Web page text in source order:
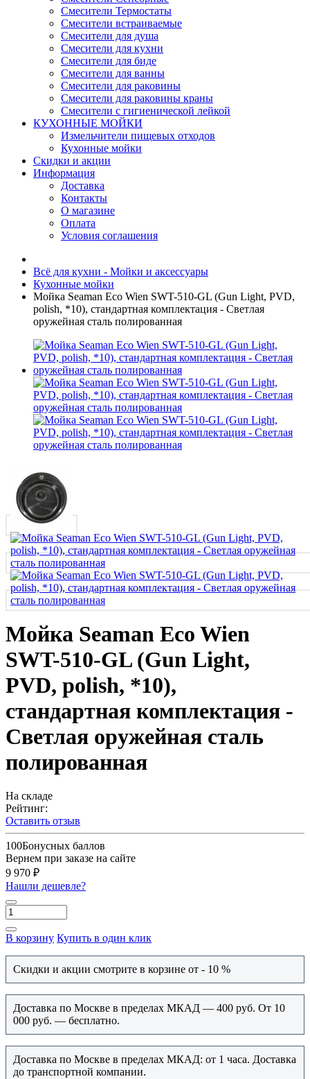
Смесители Термостаты
Смесители встраиваемые
Смесители для душа
Смесители для кухни
Смесители для биде
Смесители для ванны
Смесители для раковины
Смесители для раковины краны
Смесители с гигиенической лейкой
КУХОННЫЕ МОЙКИ
Измельчители пищевых отходов
Кухонные мойки
Скидки и акции
Информация
Доставка
Контакты
О магазине
Оплата
Условия соглашения
Всё для кухни - Мойки и аксессуары
Кухонные мойки
Мойка Seaman Eco Wien SWT-510-GL (Gun Light, PVD,
polish, *10), стандартная комплектация - Светлая
оружейная сталь полированная
Мойка Seaman Eco Wien
SWT-510-GL (Gun Light,
PVD, polish, *10),
стандартная комплектация -
Светлая оружейная сталь
полированная
На складе
Рейтинг:
Оставить отзыв
100Бонусных баллов
Вернем при заказе на сайте
9 970 ₽
Нашли дешевле?
В корзину Купить в один клик
Скидки и акции смотрите в корзине от - 10 %
Доставка по Москве в пределах МКАД — 400 руб. От 10
000 руб. — бесплатно.
Доставка по Москве в пределах МКАД: от 1 часа. Доставка
до транспортной компании.